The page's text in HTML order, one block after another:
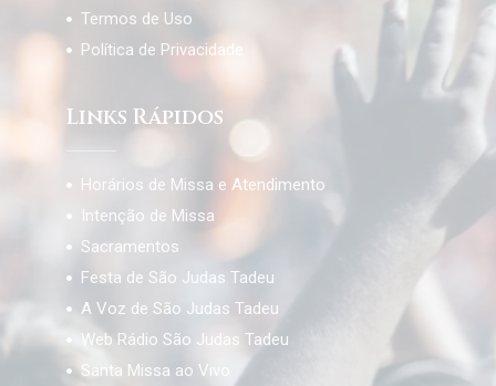
Termos de Uso
Política de Privacidade
Links Rápidos
Horários de Missa e Atendimento
Intenção de Missa
Sacramentos
Festa de São Judas Tadeu
A Voz de São Judas Tadeu
Web Rádio São Judas Tadeu
Santa Missa ao Vivo